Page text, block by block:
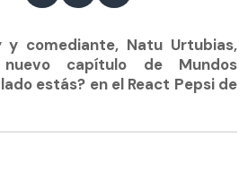
comediante, Natu Urtubias,
capítulo de Mundos
estás? en el React Pepsi de